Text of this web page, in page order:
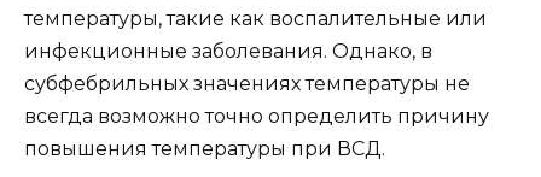
температуры, такие как воспалительные или
инфекционные заболевания. Однако, в
субфебрильных значениях температуры не
всегда возможно точно определить причину
повышения температуры при ВСД.